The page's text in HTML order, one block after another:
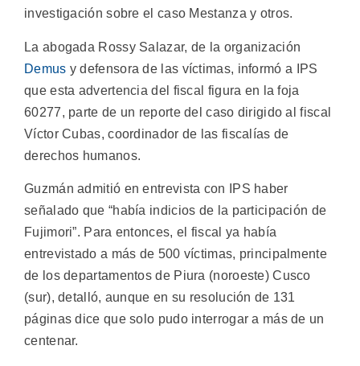
investigación sobre el caso Mestanza y otros.
La abogada Rossy Salazar, de la organización
Demus y defensora de las víctimas, informó a IPS
que esta advertencia del fiscal figura en la foja
60277, parte de un reporte del caso dirigido al fiscal
Víctor Cubas, coordinador de las fiscalías de
derechos humanos.
Guzmán admitió en entrevista con IPS haber
señalado que “había indicios de la participación de
Fujimori”. Para entonces, el fiscal ya había
entrevistado a más de 500 víctimas, principalmente
de los departamentos de Piura (noroeste) Cusco
(sur), detalló, aunque en su resolución de 131
páginas dice que solo pudo interrogar a más de un
centenar.